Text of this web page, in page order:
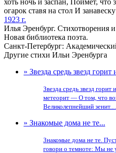
хоть ночь и заспан, Поймет, что
огарок ставя на стол И
1923 г.
Илья Эренбург. Стихотворения
Новая библиотека поэта.
Санкт-Петербург:
Другие стихи Ильи Эренбурга
» Звезда средь звезд горит
Звезда средь звезд
метеорит — О том, что
Великолепнейший зенит....
» Знакомые дома не те...
Знакомые дома не те.
говори о темноте: Мы не